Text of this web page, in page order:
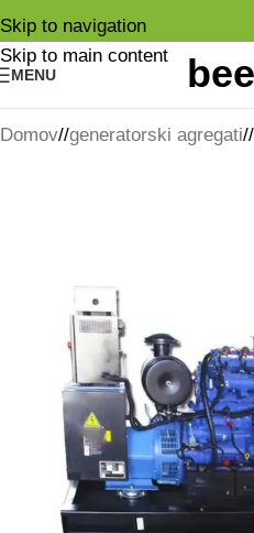
Skip to navigation
Skip to main content
MENU
Domov/ generatorski agregati/